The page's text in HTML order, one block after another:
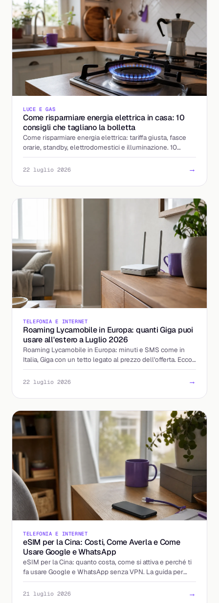
LUCE E GAS
Come risparmiare energia elettrica in casa: 10
consigli che tagliano la bolletta
Come risparmiare energia elettrica: tariffa giusta, fasce
orarie, standby, elettrodomestici e illuminazione. 10
mosse concrete per pagare meno la luce.
22 luglio 2026 →
TELEFONIA E INTERNET
Roaming Lycamobile in Europa: quanti Giga puoi
usare all'estero a Luglio 2026
Roaming Lycamobile in Europa: minuti e SMS come in
Italia, Giga con un tetto legato al prezzo dell'offerta. Ecco
come calcolare la tua soglia prima di partire.
22 luglio 2026 →
TELEFONIA E INTERNET
eSIM per la Cina: Costi, Come Averla e Come
Usare Google e WhatsApp
eSIM per la Cina: quanto costa, come si attiva e perché ti
fa usare Google e WhatsApp senza VPN. La guida per
partire già connesso.
21 luglio 2026 →